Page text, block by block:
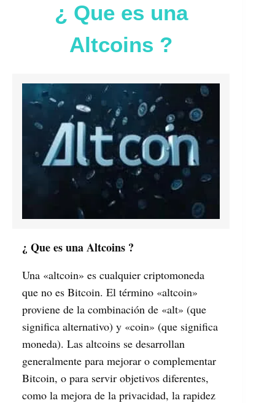
¿ Que es una
Altcoins ?
¿ Que es una Altcoins ?
Una «altcoin» es cualquier criptomoneda
que no es Bitcoin. El término «altcoin»
proviene de la combinación de «alt» (que
significa alternativo) y «coin» (que significa
moneda). Las altcoins se desarrollan
generalmente para mejorar o complementar
Bitcoin, o para servir objetivos diferentes,
como la mejora de la privacidad, la rapidez